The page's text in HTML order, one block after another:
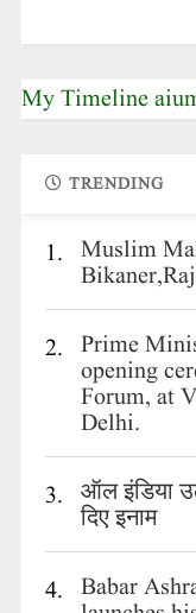
My Timeline
TRENDING
1. Muslim
2. Prime
opening
Forum, at
Delhi.
3. ऑल इंडिया
दिए इनाम
4. Babar